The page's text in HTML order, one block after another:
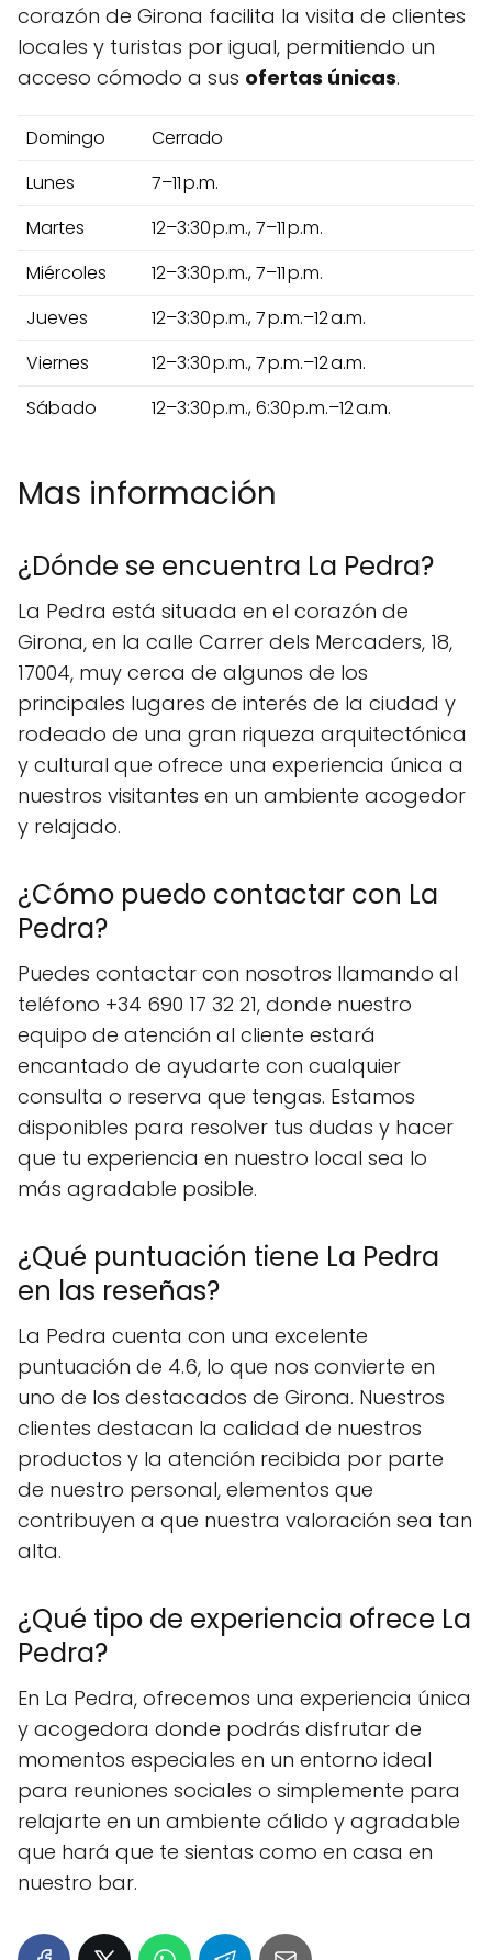
corazón de Girona facilita la visita de clientes
locales y turistas por igual, permitiendo un
acceso cómodo a sus ofertas únicas.
Domingo
Cerrado
Lunes
7–11 p.m.
Martes
12–3:30 p.m., 7–11 p.m.
Miércoles
12–3:30 p.m., 7–11 p.m.
Jueves
12–3:30 p.m., 7 p.m.–12 a.m.
Viernes
12–3:30 p.m., 7 p.m.–12 a.m.
Sábado
12–3:30 p.m., 6:30 p.m.–12 a.m.
Mas información
¿Dónde se encuentra La Pedra?
La Pedra está situada en el corazón de
Girona, en la calle Carrer dels Mercaders, 18,
17004, muy cerca de algunos de los
principales lugares de interés de la ciudad y
rodeado de una gran riqueza arquitectónica
y cultural que ofrece una experiencia única a
nuestros visitantes en un ambiente acogedor
y relajado.
¿Cómo puedo contactar con La
Pedra?
Puedes contactar con nosotros llamando al
teléfono +34 690 17 32 21, donde nuestro
equipo de atención al cliente estará
encantado de ayudarte con cualquier
consulta o reserva que tengas. Estamos
disponibles para resolver tus dudas y hacer
que tu experiencia en nuestro local sea lo
más agradable posible.
¿Qué puntuación tiene La Pedra
en las reseñas?
La Pedra cuenta con una excelente
puntuación de 4.6, lo que nos convierte en
uno de los destacados de Girona. Nuestros
clientes destacan la calidad de nuestros
productos y la atención recibida por parte
de nuestro personal, elementos que
contribuyen a que nuestra valoración sea tan
alta.
¿Qué tipo de experiencia ofrece La
Pedra?
En La Pedra, ofrecemos una experiencia única
y acogedora donde podrás disfrutar de
momentos especiales en un entorno ideal
para reuniones sociales o simplemente para
relajarte en un ambiente cálido y agradable
que hará que te sientas como en casa en
nuestro bar.